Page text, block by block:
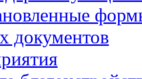
документов